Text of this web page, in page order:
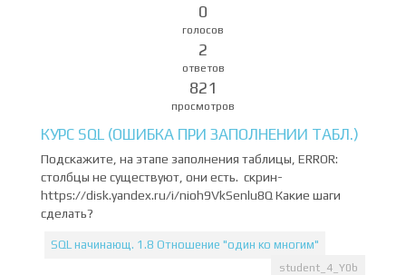
0
голосов
2
ответов
821
просмотров
КУРС SQL (ОШИБКА ПРИ ЗАПОЛНЕНИИ ТАБЛ.)
Подскажите, на этапе заполнения таблицы, ERROR:
столбцы не существуют, они есть. скрин-
https://disk.yandex.ru/i/nioh9VkSenlu8Q Какие шаги
сделать?
SQL начинающ. 1.8 Отношение "один ко многим"
student_4_Y0b